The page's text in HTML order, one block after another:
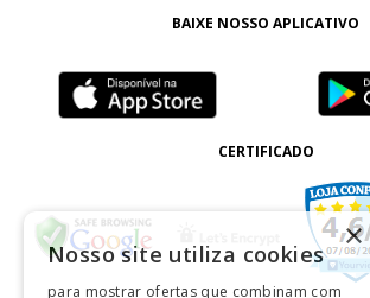
BAIXE NOSSO APLICATIVO
CERTIFICADO
×
Nosso site utiliza cookies
para mostrar ofertas que combinam com